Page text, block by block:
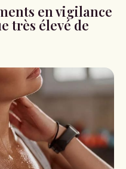
en vigilance
très élevé de